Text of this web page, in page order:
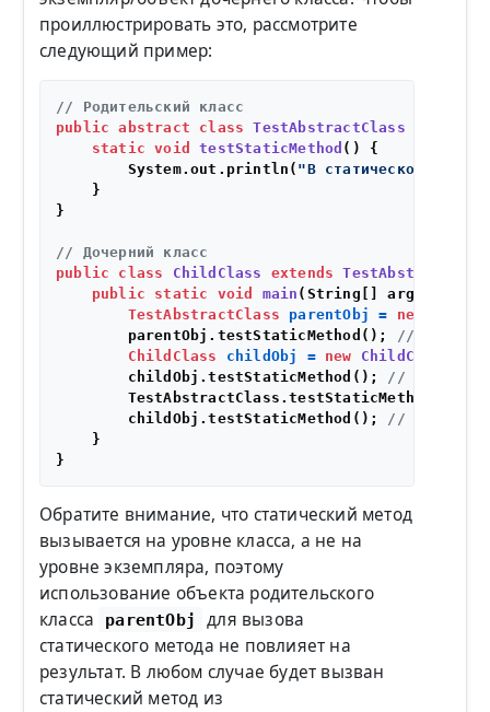
проиллюстрировать это, рассмотрите
следующий пример:
// Родительский класс
public
abstract class TestAbstractClass
static
void testStaticMethod ()
{
        System.out.println(
"В статическом
    }
}
// Дочерний класс
public
class ChildClass extends
public
static void main (String[] args)
TestAbstractClass
parentObj = new
        parentObj.testStaticMethod();
// Вызовет
ChildClass
childObj = new ChildClass
        childObj.testStaticMethod();
// Вызовет
        TestAbstractClass.testStaticMethod();
        childObj.testStaticMethod();
// Вызовет
    }
Обратите внимание, что статический метод
вызывается на уровне класса, а не на
уровне экземпляра, поэтому
использование объекта родительского
класса
parentObj
для вызова
статического метода не повлияет на
результат. В любом случае будет вызван
статический метод из